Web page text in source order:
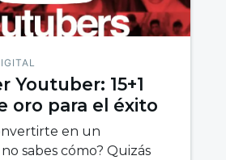
Youtuber: 15+1
oro para el éxito
en un
sabes cómo? Quizás